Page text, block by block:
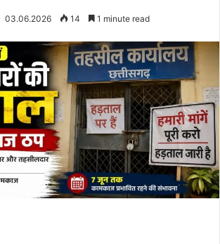
03.06.2026 14 1 minute read